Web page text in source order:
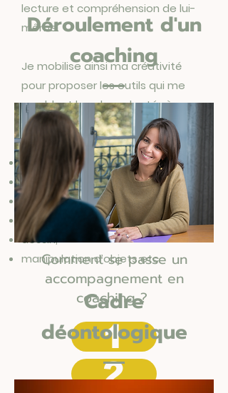
lecture et compréhension de lui-
même.
Je mobilise ainsi ma créativité
pour proposer les outils qui me
semblent les plus adaptés à
l’objectif de séance et à la
personnalité de mon client :
jeux de carte,
photo-langages,
jeux de rôles, mises en situation,
visualisation, respiration,
dessin,
manipulation d’objets etc.
Déroulement d'un
coaching
Comment se passe un
accompagnement en
coaching ?
1
2
Cadre
déontologique